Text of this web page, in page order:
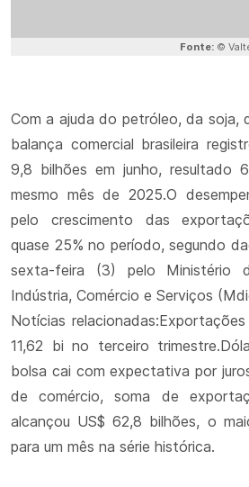
Fonte: ©
Com a ajuda do petróleo, da soja,
balança comercial brasileira
9,8 bilhões em junho, resultado
mesmo mês de 2025.O
pelo crescimento das
quase 25% no período, segundo
sexta-feira (3) pelo Ministério
Indústria, Comércio e Serviços
Notícias
11,62 bi no terceiro
bolsa cai com expectativa por
de comércio, soma de
alcançou US$ 62,8 bilhões, o
para um mês na série histórica.